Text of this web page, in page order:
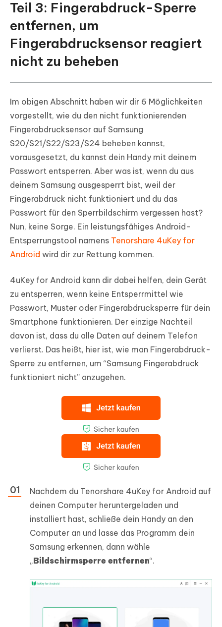
Teil 3: Fingerabdruck-Sperre
entfernen, um
Fingerabdrucksensor reagiert
nicht zu beheben
Im obigen Abschnitt haben wir dir 6 Möglichkeiten
vorgestellt, wie du den nicht funktionierenden
Fingerabdrucksensor auf Samsung
S20/S21/S22/S23/S24 beheben kannst,
vorausgesetzt, du kannst dein Handy mit deinem
Passwort entsperren. Aber was ist, wenn du aus
deinem Samsung ausgesperrt bist, weil der
Fingerabdruck nicht funktioniert und du das
Passwort für den Sperrbildschirm vergessen hast?
Nun, keine Sorge. Ein leistungsfähiges Android-
Entsperrungstool namens Tenorshare 4uKey for
Android wird dir zur Rettung kommen.
4uKey for Android kann dir dabei helfen, dein Gerät
zu entsperren, wenn keine Entsperrmittel wie
Passwort, Muster oder Fingerabdrucksperre für dein
Smartphone funktionieren. Der einzige Nachteil
davon ist, dass du alle Daten auf deinem Telefon
verlierst. Das heißt, hier ist, wie man Fingerabdruck-
Sperre zu entfernen, um “Samsung Fingerabdruck
funktioniert nicht” anzugehen.
Nachdem du Tenorshare 4uKey for Android auf
deinen Computer heruntergeladen und
installiert hast, schließe dein Handy an den
Computer an und lasse das Programm dein
Samsung erkennen, dann wähle
„Bildschirmsperre entfernen“.